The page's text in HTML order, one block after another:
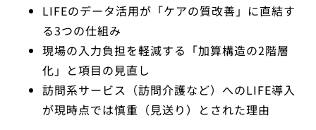
LIFEのデータ活用が「ケアの質改善」に直結す
る3つの仕組み
現場の入力負担を軽減する「加算構造の2階層
化」と項目の見直し
訪問系サービス（訪問介護など）へのLIFE導入
が現時点では慎重（見送り）とされた理由